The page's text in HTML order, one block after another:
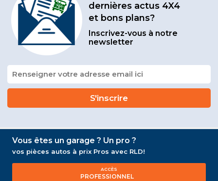
dernières actus 4X4
et bons plans?
Inscrivez-vous à notre
newsletter
Vous êtes un garage ? Un pro ?
vos pièces autos à prix Pros avec RLD!
ACCÈS
PROFESSIONNEL